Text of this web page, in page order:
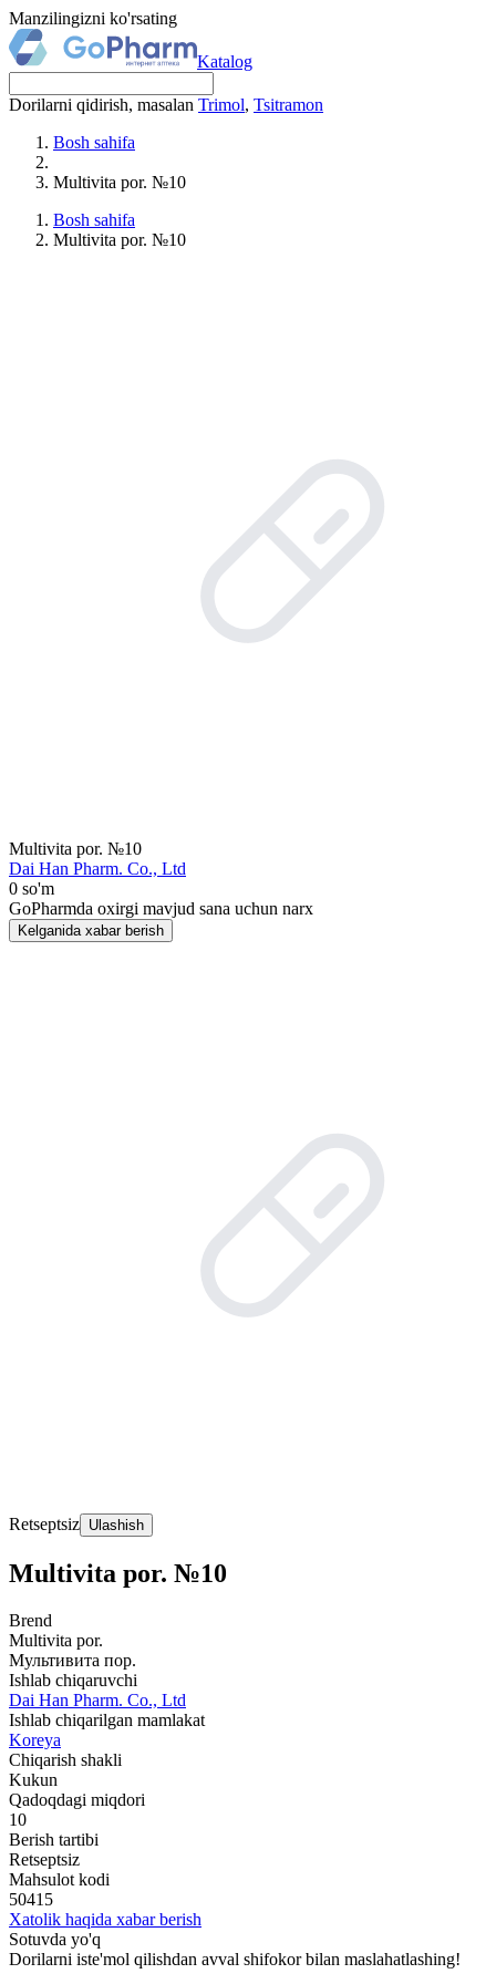
Manzilingizni ko'rsating
Katalog
Dorilarni qidirish, masalan Trimol, Tsitramon
Bosh sahifa
Multivita por. №10
Bosh sahifa
Multivita por. №10
Multivita por. №10
Dai Han Pharm. Co., Ltd
0 so'm
GoPharmda oxirgi mavjud sana uchun narx
Kelganida xabar berish
Retseptsiz Ulashish
Multivita por. №10
Brend
Multivita por.
Мультивита пор.
Ishlab chiqaruvchi
Dai Han Pharm. Co., Ltd
Ishlab chiqarilgan mamlakat
Koreya
Chiqarish shakli
Kukun
Qadoqdagi miqdori
10
Berish tartibi
Retseptsiz
Mahsulot kodi
50415
Xatolik haqida xabar berish
Sotuvda yo'q
Dorilarni iste'mol qilishdan avval shifokor bilan maslahatlashing!